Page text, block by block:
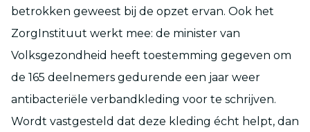
betrokken geweest bij de opzet ervan. Ook het
ZorgInstituut werkt mee: de minister van
Volksgezondheid heeft toestemming gegeven om
de 165 deelnemers gedurende een jaar weer
antibacteriële verbandkleding voor te schrijven.
Wordt vastgesteld dat deze kleding écht helpt, dan